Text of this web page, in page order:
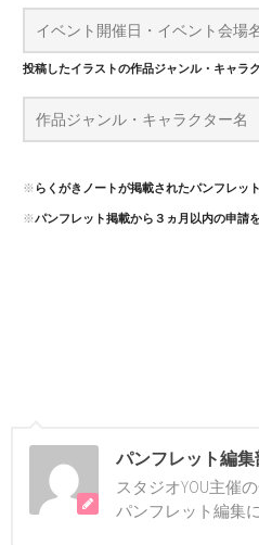
投稿したイラストの作品ジャンル・キャラ
※ らくがきノートが掲載されたパンフレッ
※パンフレット掲載から３ヵ月以内の申請
パンフレット編集
スタジオYOU主催
パンフレット編集